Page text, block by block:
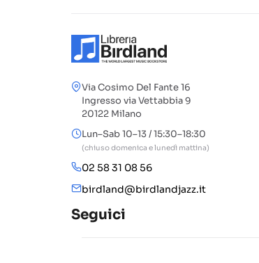
Via Cosimo Del Fante 16
Ingresso via Vettabbia 9
20122 Milano
Lun–Sab 10–13 / 15:30–18:30
(chiuso domenica e lunedì mattina)
02 58 31 08 56
birdland@birdlandjazz.it
Seguici